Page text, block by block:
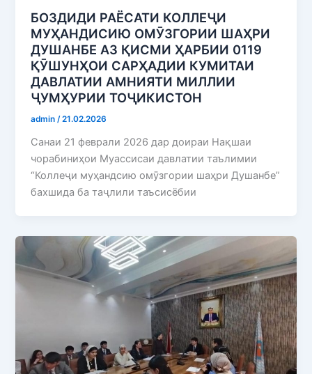
БОЗДИДИ РАЁСАТИ КОЛЛЕҶИ
МУҲАНДИСИЮ ОМӮЗГОРИИ ШАҲРИ
ДУШАНБЕ АЗ ҚИСМИ ҲАРБИИ 0119
ҚӮШУНҲОИ САРҲАДИИ КУМИТАИ
ДАВЛАТИИ АМНИЯТИ МИЛЛИИ
ҶУМҲУРИИ ТОҶИКИСТОН
admin/21.02.2026
Санаи 21 феврали 2026 дар доираи Нақшаи
чорабиниҳои Муассисаи давлатии таълимии
“Коллеҷи муҳандсию омӯзгории шаҳри Душанбе”
бахшида ба таҷлили таъсисёбии